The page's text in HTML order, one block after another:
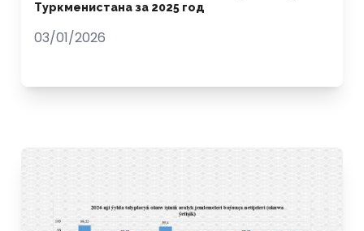
Туркменистана за 2025 год
03/01/2026